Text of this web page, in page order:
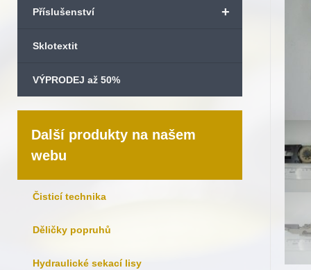
+
Příslušenství
Sklotextit
VÝPRODEJ až 50%
Další produkty na našem
webu
Čisticí technika
Děličky popruhů
Hydraulické sekací lisy